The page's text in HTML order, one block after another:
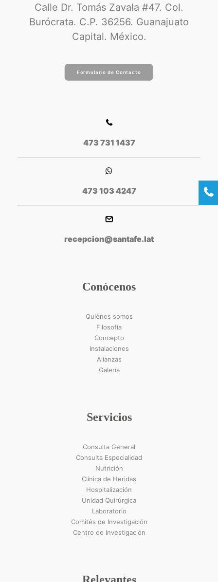
Calle Dr. Tomás Zavala #47. Col.
Burócrata. C.P. 36256. Guanajuato
Capital. México.
Formulario de Contacto
473 731 1437
473 103 4247
recepcion@santafe.lat
Conócenos
Quiénes somos
Filosofía
Concepto
Instalaciones
Alianzas
Galería
Servicios
Consulta General
Consulta Especialidad
Nutrición
Clínica de Heridas
Hospitalización
Unidad Quirúrgica
Laboratorio
Comités de Investigación
Centro de Investigación